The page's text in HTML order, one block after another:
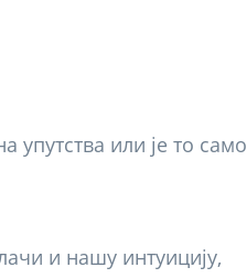
упутства или је то само
и нашу интуицију,